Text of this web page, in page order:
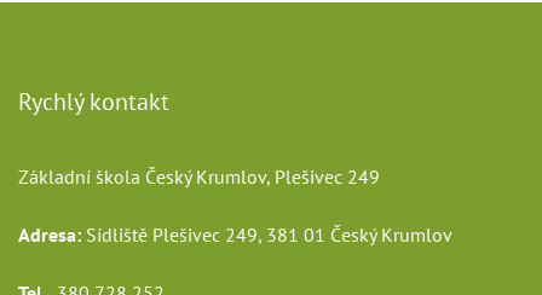
Rychlý kontakt
Základní škola Český Krumlov, Plešivec 249
Adresa: Sídliště Plešivec 249, 381 01 Český Krumlov